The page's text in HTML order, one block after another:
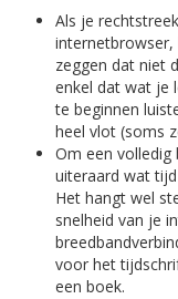
Als je
zeggen dat niet
enkel dat wat je
te beginnen
heel vlot (soms
Om een
uiteraard wat
Het hangt wel
snelheid van je
voor het
een boek.